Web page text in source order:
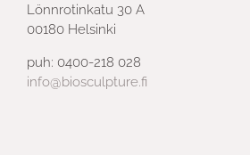
Lönnrotinkatu 30 A
00180 Helsinki
puh: 0400-218 028
info@biosculpture.fi